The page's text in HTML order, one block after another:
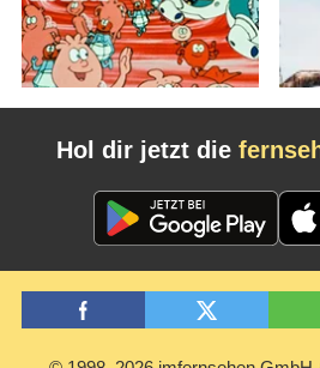
Hol dir jetzt die